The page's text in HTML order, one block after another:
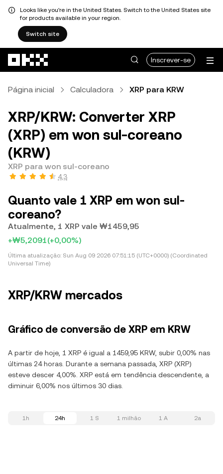
Looks like you're in the United States. Switch to the United States site
for products available in your region.
Switch site
Inscrever-se
Página inicial Calculadora XRP para KRW
XRP/KRW: Converter XRP
(XRP) em won sul-coreano
(KRW)
XRP para won sul-coreano
4,3
Quanto vale 1 XRP em won sul-
coreano?
Atualmente, 1 XRP vale ₩1459,95
+₩5,2091(+0,00%)
Última atualização: Sun Aug 09 2026 07:51:15 (UTC+0000) (Coordinated
Universal Time)
XRP/KRW mercados
Gráfico de conversão de XRP em KRW
A partir de hoje, 1 XRP é igual a 1459,95 KRW, subir 0,00% nas
últimas 24 horas. Durante a semana passada, XRP (XRP)
esteve descer 4,00%. XRP está em tendência descendente, a
diminuir 6,00% nos últimos 30 dias.
1h 24h 1 S 1 milhão 1 A 2a